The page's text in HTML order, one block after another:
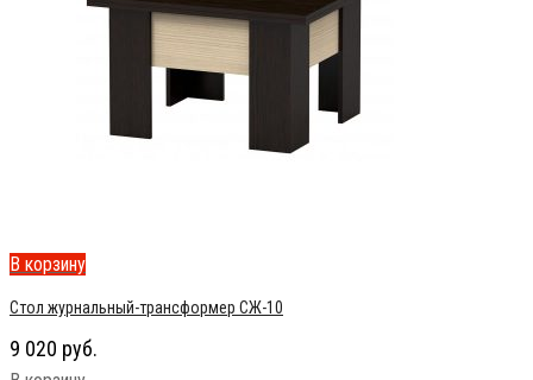
В корзину
Стол журнальный-трансформер СЖ-10
9 020 руб.